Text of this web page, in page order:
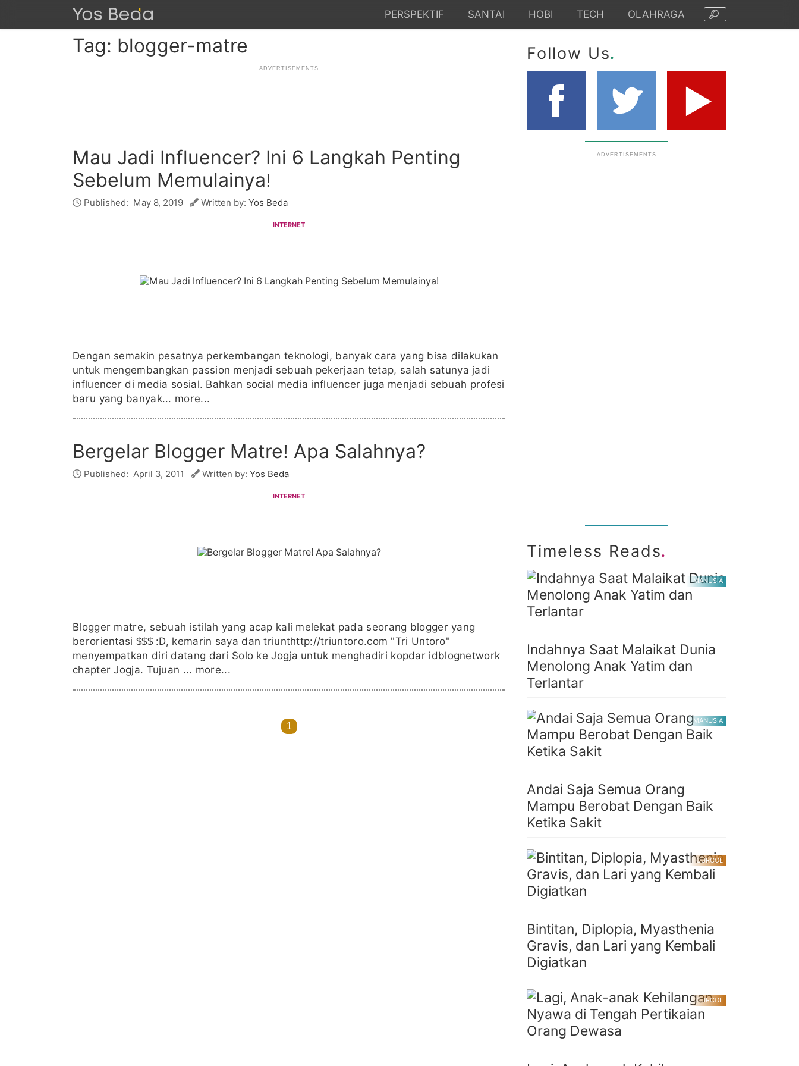
PERSPEKTIF SANTAI HOBI TECH OLAHRAGA
Tag: blogger-matre
Mau Jadi Influencer? Ini 6 Langkah Penting
Sebelum Memulainya!
Published: May 8, 2019 Written by: Yos Beda
INTERNET
Dengan semakin pesatnya perkembangan teknologi, banyak cara yang bisa dilakukan
untuk mengembangkan passion menjadi sebuah pekerjaan tetap, salah satunya jadi
influencer di media sosial. Bahkan social media influencer juga menjadi sebuah profesi
baru yang banyak... more...
Bergelar Blogger Matre! Apa Salahnya?
Published: April 3, 2011 Written by: Yos Beda
INTERNET
Blogger matre, sebuah istilah yang acap kali melekat pada seorang blogger yang
berorientasi $$$ :D, kemarin saya dan triunthttp://triuntoro.com "Tri Untoro"
menyempatkan diri datang dari Solo ke Jogja untuk menghadiri kopdar idblognetwork
chapter Jogja. Tujuan ... more...
1
Follow Us.
Timeless Reads.
MANUSIA
Indahnya Saat Malaikat Dunia
Menolong Anak Yatim dan
Terlantar
MANUSIA
Andai Saja Semua Orang
Mampu Berobat Dengan Baik
Ketika Sakit
CURCOL
Bintitan, Diplopia, Myasthenia
Gravis, dan Lari yang Kembali
Digiatkan
CURCOL